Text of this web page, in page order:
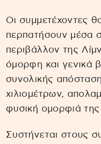
Οι συμμετέχοντες
περπατήσουν μέσα
περιβάλλον της
όμορφη και γενικά
συνολικής
χιλιομέτρων,
φυσική ομορφιά της
Συστήνεται στους